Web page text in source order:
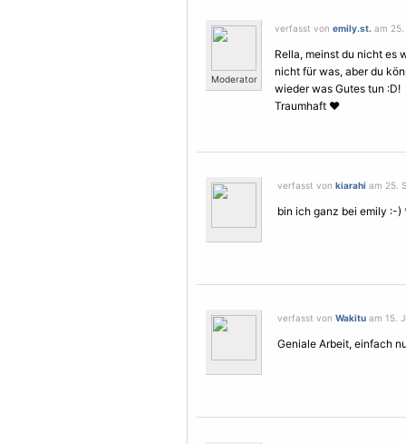
Moderator
verfasst von emily.st. am 25.
Rella, meinst du nicht es
nicht für was, aber du
wieder was Gutes tun :D!
Traumhaft ♥
verfasst von kiarahi am 25.
bin ich ganz bei emily :-
verfasst von Wakitu am 15.
Geniale Arbeit, einfach